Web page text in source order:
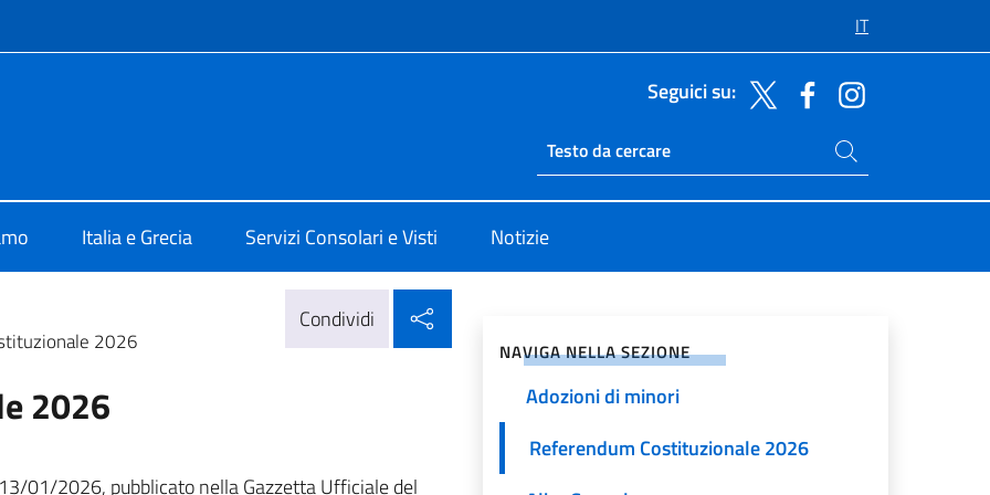
IT
Seguici su:
Ricerca sito live
Cerca nel sito
Italia e Grecia Servizi Consolari e Visti Notizie
2026
Condividi
2026
01/2026, pubblicato nella Gazzetta Ufficiale del
NAVIGA NELLA SEZIONE
Adozioni di minori
Referendum Costituzionale 2026